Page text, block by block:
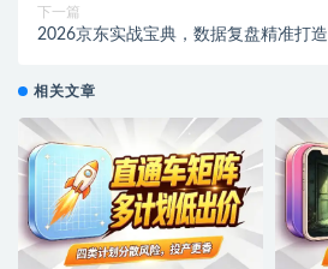
下一篇
2026京东实战宝典，数据复盘精准打
相关文章